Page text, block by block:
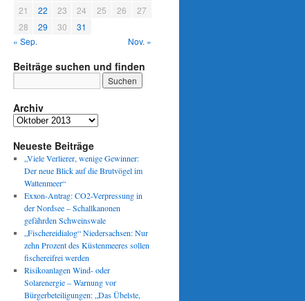
21
22 23 24 25 26
27
28
29 30
31
« Sep.
Nov. »
Beiträge suchen und finden
Archiv
Archiv
Neueste Beiträge
„Viele Verlierer, wenige Gewinner:
Der neue Blick auf die Brutvögel im
Wattenmeer“
Exxon-Antrag: CO2-Verpressung in
der Nordsee – Schallkanonen
gefährden Schweinswale
„Fischereidialog“ Niedersachsen: Nur
zehn Prozent des Küstenmeeres sollen
fischereifrei werden
Risikoanlagen Wind- oder
Solarenergie – Warnung vor
Bürgerbeteiligungen: „Das Übelste,